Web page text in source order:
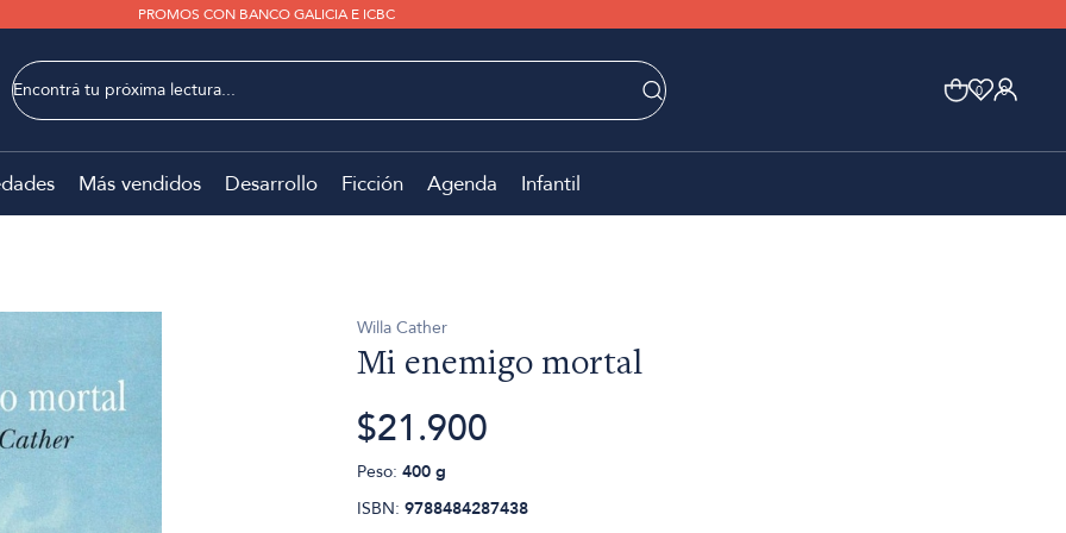
PROMOS CON BANCO GALICIA E ICBC
0 0
Más vendidos Desarrollo Ficción Agenda Infantil
Willa Cather
Mi enemigo mortal
$21.900
Peso: 400 g
ISBN: 9788484287438